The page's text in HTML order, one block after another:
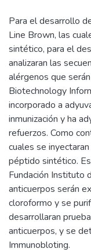
Para el desarrollo
Line Brown, las
sintético, para el
analizaran las
alérgenos que
Biotechnology
incorporado a
inmunización y ha
refuerzos. Como
cuales se
péptido sintético.
Fundación Instituto
anticuerpos serán
cloroformo y se
desarrollaran
anticuerpos, y se
Immunobloting.